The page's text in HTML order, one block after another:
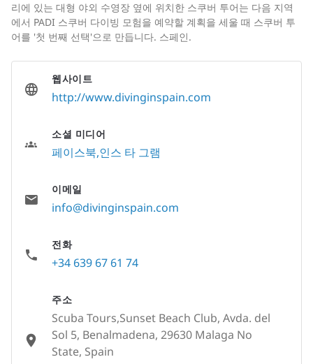
리에 있는 대형 야외 수영장 옆에 위치한 스쿠버 투어는 다음 지역
에서 PADI 스쿠버 다이빙 모험을 예약할 계획을 세울 때 스쿠버 투
어를 '첫 번째 선택'으로 만듭니다. 스페인.
웹사이트
http://www.divinginspain.com
소셜 미디어
페이스북 인스 타 그램
이메일
info@divinginspain.com
전화
+34 639 67 61 74
주소
Scuba Tours,Sunset Beach Club, Avda. del
Sol 5, Benalmadena, 29630 Malaga No
State, Spain